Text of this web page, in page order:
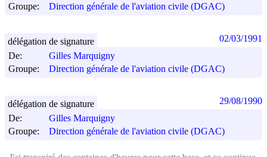
Groupe:
Direction générale de l'aviation civile (DGAC)
De:
Gilles Marquigny
Groupe:
Direction générale de l'aviation civile (DGAC)
délégation de signature 02/03/1991
De:
Gilles Marquigny
Groupe:
Direction générale de l'aviation civile (DGAC)
délégation de signature 29/08/1990